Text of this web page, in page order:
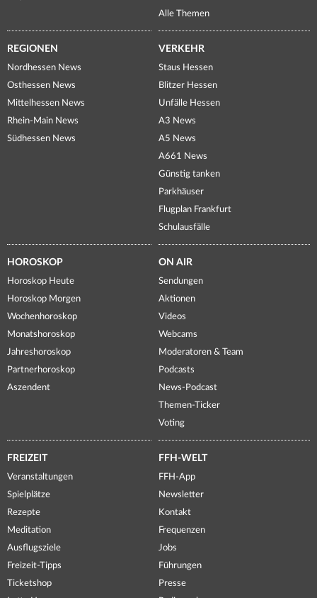
Alle Themen
REGIONEN
Nordhessen News
Osthessen News
Mittelhessen News
Rhein-Main News
Südhessen News
VERKEHR
Staus Hessen
Blitzer Hessen
Unfälle Hessen
A3 News
A5 News
A661 News
Günstig tanken
Parkhäuser
Flugplan Frankfurt
Schulausfälle
HOROSKOP
Horoskop Heute
Horoskop Morgen
Wochenhoroskop
Monatshoroskop
Jahreshoroskop
Partnerhoroskop
Aszendent
ON AIR
Sendungen
Aktionen
Videos
Webcams
Moderatoren & Team
Podcasts
News-Podcast
Themen-Ticker
Voting
FREIZEIT
Veranstaltungen
Spielplätze
Rezepte
Meditation
Ausflugsziele
Freizeit-Tipps
Ticketshop
FFH-WELT
FFH-App
Newsletter
Kontakt
Frequenzen
Jobs
Führungen
Presse